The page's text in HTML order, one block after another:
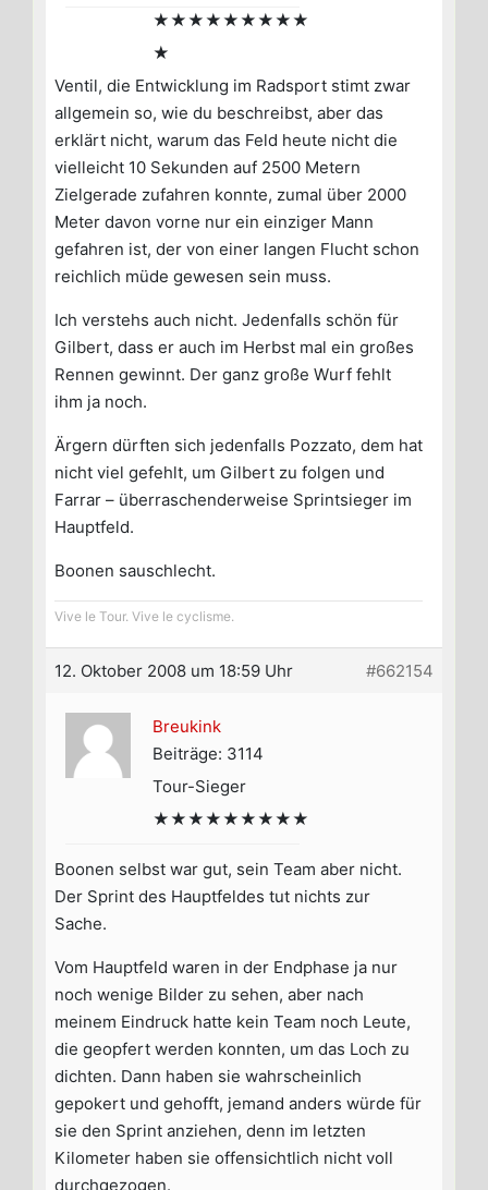
★★★★★★★★★
★
Ventil, die Entwicklung im Radsport stimt zwar
allgemein so, wie du beschreibst, aber das
erklärt nicht, warum das Feld heute nicht die
vielleicht 10 Sekunden auf 2500 Metern
Zielgerade zufahren konnte, zumal über 2000
Meter davon vorne nur ein einziger Mann
gefahren ist, der von einer langen Flucht schon
reichlich müde gewesen sein muss.
Ich verstehs auch nicht. Jedenfalls schön für
Gilbert, dass er auch im Herbst mal ein großes
Rennen gewinnt. Der ganz große Wurf fehlt
ihm ja noch.
Ärgern dürften sich jedenfalls Pozzato, dem hat
nicht viel gefehlt, um Gilbert zu folgen und
Farrar – überraschenderweise Sprintsieger im
Hauptfeld.
Boonen sauschlecht.
Vive le Tour. Vive le cyclisme.
12. Oktober 2008 um 18:59 Uhr #662154
Breukink
Beiträge: 3114
Tour-Sieger
★★★★★★★★★
Boonen selbst war gut, sein Team aber nicht.
Der Sprint des Hauptfeldes tut nichts zur
Sache.
Vom Hauptfeld waren in der Endphase ja nur
noch wenige Bilder zu sehen, aber nach
meinem Eindruck hatte kein Team noch Leute,
die geopfert werden konnten, um das Loch zu
dichten. Dann haben sie wahrscheinlich
gepokert und gehofft, jemand anders würde für
sie den Sprint anziehen, denn im letzten
Kilometer haben sie offensichtlich nicht voll
durchgezogen.